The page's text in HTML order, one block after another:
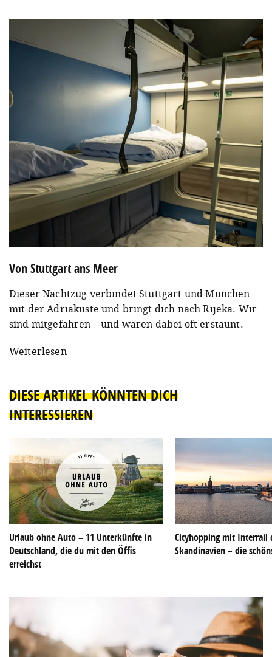
Von Stuttgart ans Meer
Dieser Nachtzug verbindet Stuttgart und München
mit der Adriaküste und bringt dich nach Rijeka. Wir
sind mitgefahren – und waren dabei oft erstaunt.
Weiterlesen
DIESE ARTIKEL KÖNNTEN DICH
INTERESSIEREN
Urlaub ohne Auto – 11 Unterkünfte in
Deutschland, die du mit den Öffis
erreichst
Cityhopping mit Interrail
Skandinavien – die